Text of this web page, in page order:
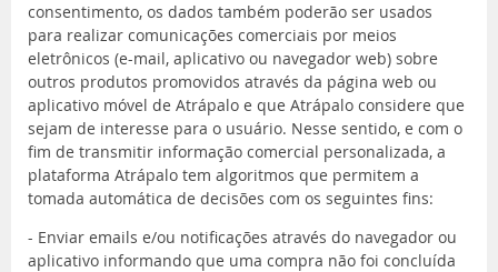
consentimento, os dados também poderão ser usados
para realizar comunicações comerciais por meios
eletrônicos (e-mail, aplicativo ou navegador web) sobre
outros produtos promovidos através da página web ou
aplicativo móvel de Atrápalo e que Atrápalo considere que
sejam de interesse para o usuário. Nesse sentido, e com o
fim de transmitir informação comercial personalizada, a
plataforma Atrápalo tem algoritmos que permitem a
tomada automática de decisões com os seguintes fins:
- Enviar emails e/ou notificações através do navegador ou
aplicativo informando que uma compra não foi concluída